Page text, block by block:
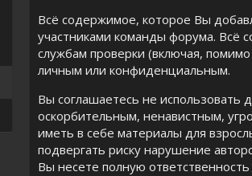
Всё содержимое, которое Вы
участниками команды форума. Всё
службам проверки (включая,
личным или конфиденциальным.
Вы соглашаетесь не использовать
оскорбительным, ненавистным,
иметь в себе материалы для
подвергать риску нарушение
Вы несете полную